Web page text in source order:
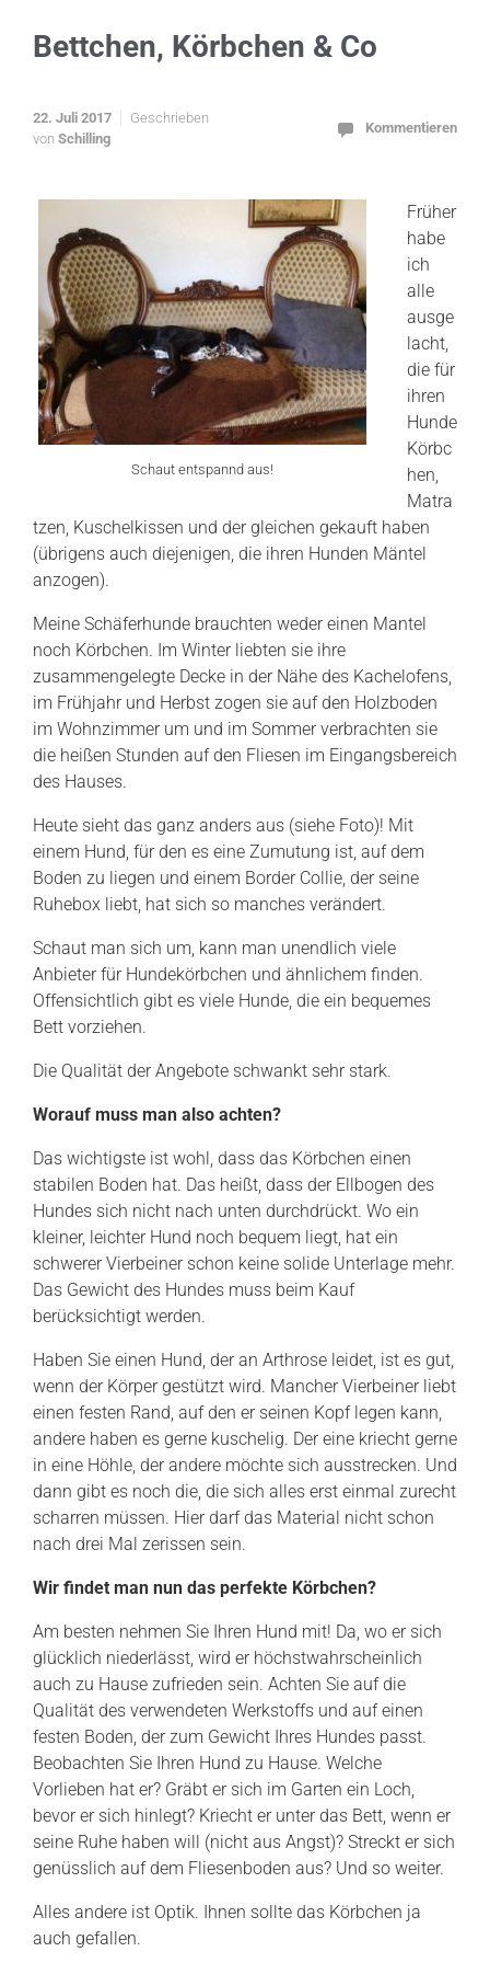
Bettchen, Körbchen & Co
22. Juli 2017
Geschrieben
von Schilling
Kommentieren
Schaut entspannd aus!
Früher
habe
ich
alle
ausge
lacht,
die für
ihren
Hunde
Körbc
hen,
Matra
tzen, Kuschelkissen und der gleichen gekauft haben
(übrigens auch diejenigen, die ihren Hunden Mäntel
anzogen).
Meine Schäferhunde brauchten weder einen Mantel
noch Körbchen. Im Winter liebten sie ihre
zusammengelegte Decke in der Nähe des Kachelofens,
im Frühjahr und Herbst zogen sie auf den Holzboden
im Wohnzimmer um und im Sommer verbrachten sie
die heißen Stunden auf den Fliesen im Eingangsbereich
des Hauses.
Heute sieht das ganz anders aus (siehe Foto)! Mit
einem Hund, für den es eine Zumutung ist, auf dem
Boden zu liegen und einem Border Collie, der seine
Ruhebox liebt, hat sich so manches verändert.
Schaut man sich um, kann man unendlich viele
Anbieter für Hundekörbchen und ähnlichem finden.
Offensichtlich gibt es viele Hunde, die ein bequemes
Bett vorziehen.
Die Qualität der Angebote schwankt sehr stark.
Worauf muss man also achten?
Das wichtigste ist wohl, dass das Körbchen einen
stabilen Boden hat. Das heißt, dass der Ellbogen des
Hundes sich nicht nach unten durchdrückt. Wo ein
kleiner, leichter Hund noch bequem liegt, hat ein
schwerer Vierbeiner schon keine solide Unterlage mehr.
Das Gewicht des Hundes muss beim Kauf
berücksichtigt werden.
Haben Sie einen Hund, der an Arthrose leidet, ist es gut,
wenn der Körper gestützt wird. Mancher Vierbeiner liebt
einen festen Rand, auf den er seinen Kopf legen kann,
andere haben es gerne kuschelig. Der eine kriecht gerne
in eine Höhle, der andere möchte sich ausstrecken. Und
dann gibt es noch die, die sich alles erst einmal zurecht
scharren müssen. Hier darf das Material nicht schon
nach drei Mal zerissen sein.
Wir findet man nun das perfekte Körbchen?
Am besten nehmen Sie Ihren Hund mit! Da, wo er sich
glücklich niederlässt, wird er höchstwahrscheinlich
auch zu Hause zufrieden sein. Achten Sie auf die
Qualität des verwendeten Werkstoffs und auf einen
festen Boden, der zum Gewicht Ihres Hundes passt.
Beobachten Sie Ihren Hund zu Hause. Welche
Vorlieben hat er? Gräbt er sich im Garten ein Loch,
bevor er sich hinlegt? Kriecht er unter das Bett, wenn er
seine Ruhe haben will (nicht aus Angst)? Streckt er sich
genüsslich auf dem Fliesenboden aus? Und so weiter.
Alles andere ist Optik. Ihnen sollte das Körbchen ja
auch gefallen.